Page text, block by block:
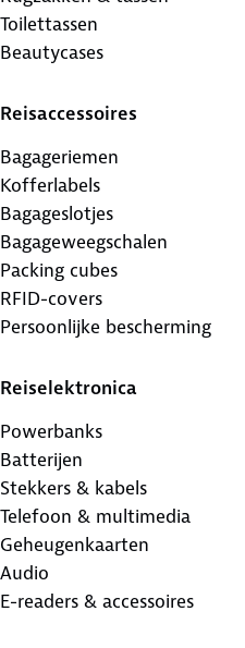
Toilettassen
Beautycases
Reisaccessoires
Bagageriemen
Kofferlabels
Bagageslotjes
Bagageweegschalen
Packing cubes
RFID-covers
Persoonlijke bescherming
Reiselektronica
Powerbanks
Batterijen
Stekkers & kabels
Telefoon & multimedia
Geheugenkaarten
Audio
E-readers & accessoires